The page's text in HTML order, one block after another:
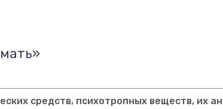
средств, психотропных веществ, их